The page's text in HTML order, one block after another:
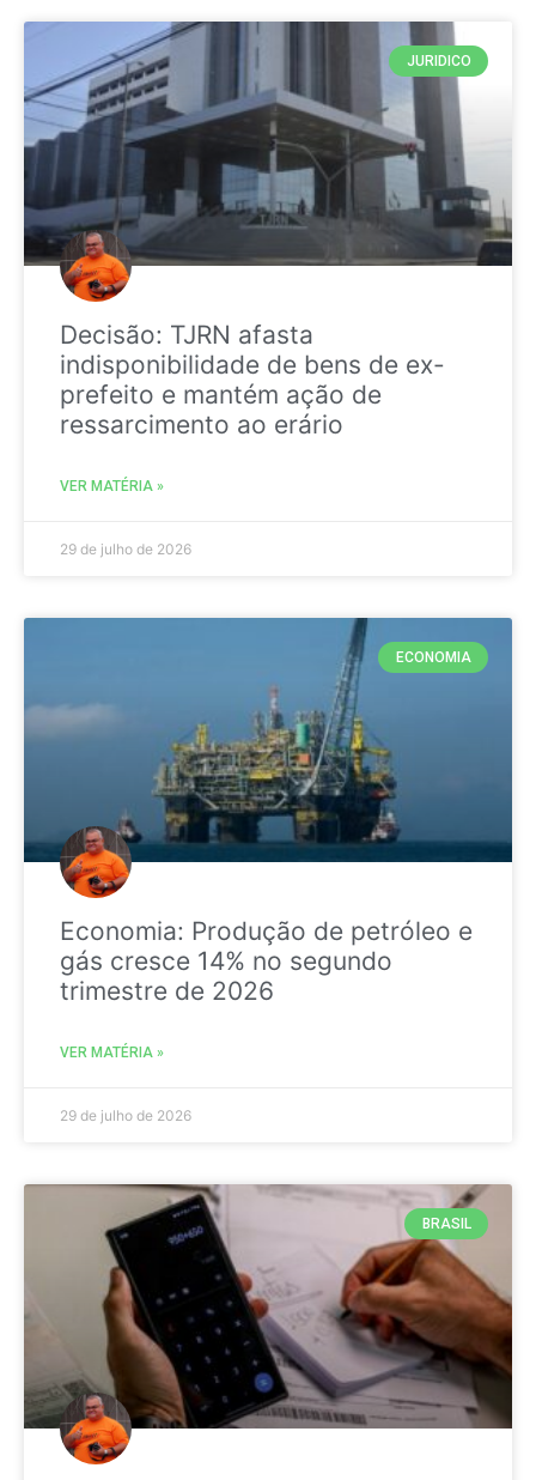
JURIDICO
Decisão: TJRN afasta
indisponibilidade de bens de ex-
prefeito e mantém ação de
ressarcimento ao erário
VER MATÉRIA »
29 de julho de 2026
ECONOMIA
Economia: Produção de petróleo e
gás cresce 14% no segundo
trimestre de 2026
VER MATÉRIA »
29 de julho de 2026
BRASIL